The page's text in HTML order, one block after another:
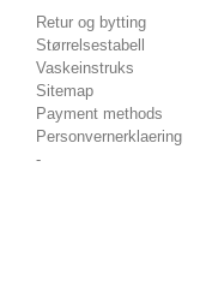
Retur og bytting
Størrelsestabell
Vaskeinstruks
Sitemap
Payment methods
Personvernerklaering
-